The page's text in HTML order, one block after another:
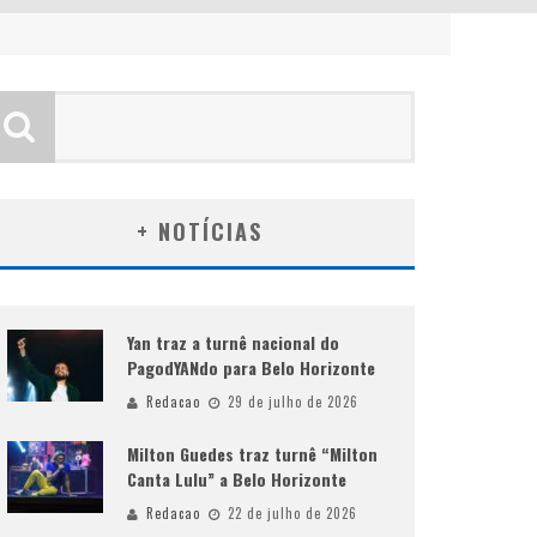
+ NOTÍCIAS
Yan traz a turnê nacional do
PagodYANdo para Belo Horizonte
Redacao 29 de julho de 2026
Milton Guedes traz turnê “Milton
Canta Lulu” a Belo Horizonte
Redacao 22 de julho de 2026